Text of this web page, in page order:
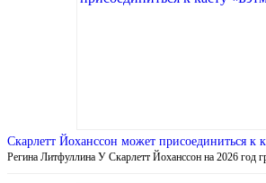
Скарлетт Йоханссон может присоединиться к
Регина Литфуллина У Скарлетт Йоханссон на 2026 год